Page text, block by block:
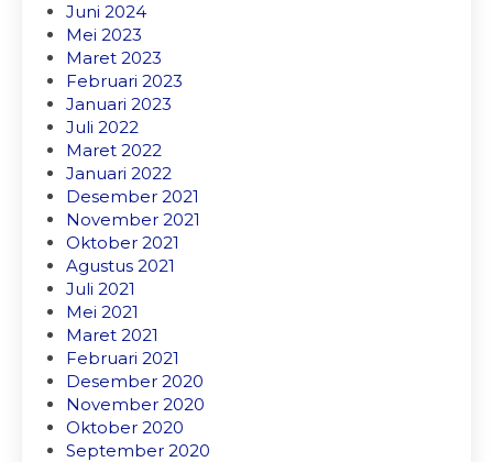
Juni 2024
Mei 2023
Maret 2023
Februari 2023
Januari 2023
Juli 2022
Maret 2022
Januari 2022
Desember 2021
November 2021
Oktober 2021
Agustus 2021
Juli 2021
Mei 2021
Maret 2021
Februari 2021
Desember 2020
November 2020
Oktober 2020
September 2020